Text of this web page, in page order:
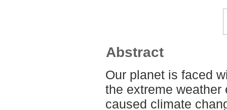
Abstract
Our planet is faced
the extreme weather
caused climate